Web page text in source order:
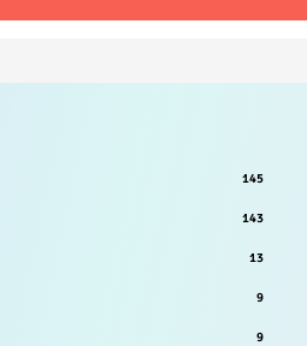
145
143
13
9
9